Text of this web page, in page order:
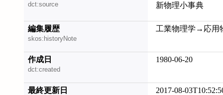
dct:source
新物理小事典
編集履歴
skos:historyNote
工業物理学→応用
作成日
dct:created
1980-06-20
最終更新日 2017-08-